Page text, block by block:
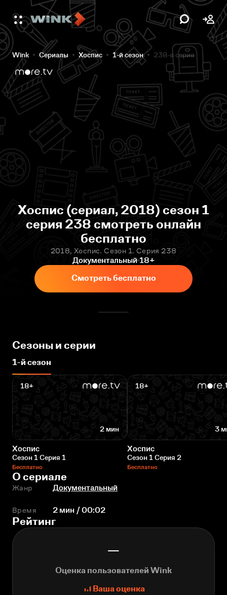
Wink Сериалы Хоспис 1-й сезон 238-я серия
Хоспис (сериал, 2018) сезон 1
серия 238 смотреть онлайн
бесплатно
2018, Хоспис. Сезон 1. Серия 238
Документальный 18+
Смотреть бесплатно
Сезоны и серии
1-й сезон
18+
2 мин
Хоспис
Сезон 1 Серия 1
Бесплатно
18+
3
Хоспис
Сезон 1 Серия 2
Бесплатно
О сериале
Жанр Документальный
Время 2 мин / 00:02
Рейтинг
—
Оценка пользователей Wink
Ваша оценка